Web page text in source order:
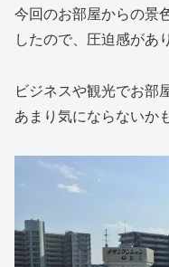
今回のお部屋からの景
したので、圧迫感があ
ビジネスや観光でお部
あまり気にならないか